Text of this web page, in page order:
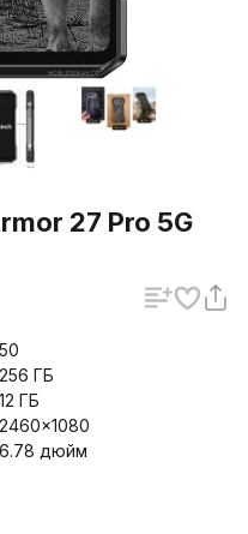
27 Pro 5G
50
256 ГБ
12 ГБ
2460x1080
6.78 дюйм